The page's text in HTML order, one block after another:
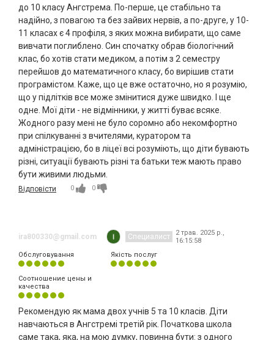
до 10 класу Ангстрема. По-перше, це стабільно та
надійно, з повагою та без зайвих нервів, а по-друге, у 10-
11 класах є 4 профіля, з яких можна вибирати, що саме
вивчати поглиблено. Син спочатку обрав біологічний
клас, бо хотів стати медиком, а потім з 2 семестру
перейшов до математичного класу, бо вирішив стати
програмістом. Каже, що це вже остаточно, но я розумію,
що у підлітків все може змінитися дуже швидко. І ще
одне. Мої діти - не відмінники, у житті буває всяке.
Жодного разу мені не було соромно або некомфортно
при спілкуванні з вчителями, куратором та
адміністрацією, бо в ліцеї всі розуміють, що діти бувають
різні, ситуації бувають різні та батьки теж мають право
бути живими людьми.
Відповісти 0 0
ira800330@gmail.com Специалист
2 трав. 2025 р.,
16:15:58
Обслуговування
Якість послуг
Соотношение цены и
качества
Рекомендую як мама двох учнів 5 та 10 класів. Діти
навчаються в Ангстремі третій рік. Початкова школа
саме така, яка, на мою думку, повинна бути: з одного